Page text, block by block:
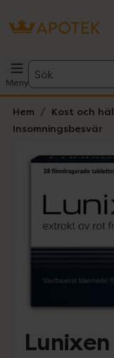
Meny
Sök
Hem Kost och
Insomningsbesvär
Lista: .
Hoppa över Lista
Lunixen